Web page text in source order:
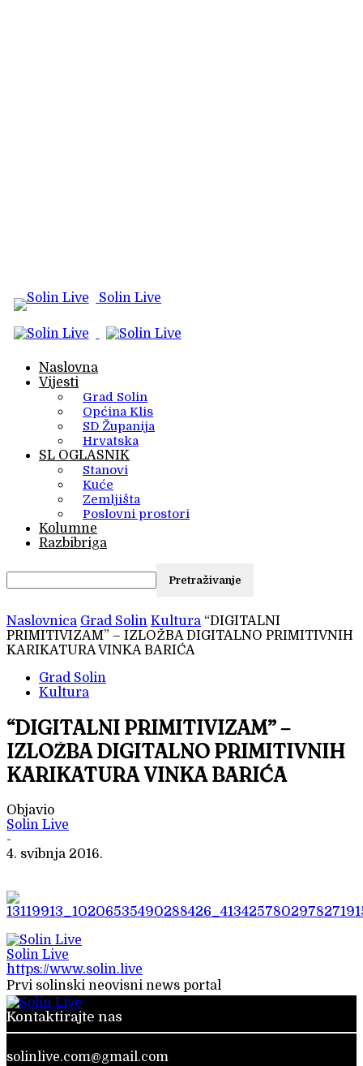
Solin Live
Naslovna
Vijesti
Grad Solin
Općina Klis
SD Županija
Hrvatska
SL OGLASNIK
Stanovi
Kuće
Zemljišta
Poslovni prostori
Kolumne
Razbibriga
Naslovnica Grad Solin Kultura “DIGITALNI
PRIMITIVIZAM” – IZLOŽBA DIGITALNO PRIMITIVNIH
KARIKATURA VINKA BARIĆA
Grad Solin
Kultura
“DIGITALNI PRIMITIVIZAM” –
IZLOŽBA DIGITALNO PRIMITIVNIH
KARIKATURA VINKA BARIĆA
Objavio
Solin Live
-
4. svibnja 2016.
Solin Live
https://www.solin.live
Prvi solinski neovisni news portal
Kontaktirajte nas
solinlive.com@gmail.com